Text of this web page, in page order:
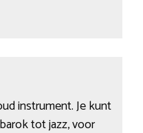
instrument. Je kunt
tot jazz, voor